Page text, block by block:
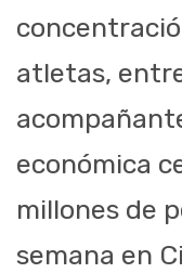
atletas,
económica
millones de
semana en